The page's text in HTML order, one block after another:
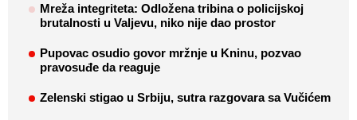
Mreža integriteta: Odložena tribina o policijskoj
brutalnosti u Valjevu, niko nije dao prostor
Pupovac osudio govor mržnje u Kninu, pozvao
pravosuđe da reaguje
Zelenski stigao u Srbiju, sutra razgovara sa Vučićem